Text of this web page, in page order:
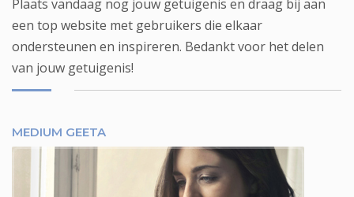
Plaats vandaag nog jouw getuigenis en draag bij aan
een top website met gebruikers die elkaar
ondersteunen en inspireren. Bedankt voor het delen
van jouw getuigenis!
MEDIUM GEETA